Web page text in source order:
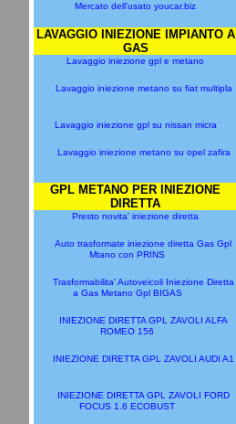
Mercato dell'usato youcar.biz
LAVAGGIO INIEZIONE IMPIANTO A
GAS
Lavaggio iniezione gpl e metano
Lavaggio iniezione metano su fiat multipla
Lavaggio iniezione gpl su nissan micra
Lavaggio iniezione metano su opel zafira
GPL METANO PER INIEZIONE
DIRETTA
Presto novita' iniezione diretta
Auto trasformate iniezione diretta Gas Gpl
Mtano con PRINS
Trasformabilita' Autoveicoli Iniezione Diretta
a Gas Metano Gpl BIGAS
INIEZIONE DIRETTA GPL ZAVOLI ALFA
ROMEO 156
INIEZIONE DIRETTA GPL ZAVOLI AUDI A1
INIEZIONE DIRETTA GPL ZAVOLI FORD
FOCUS 1.6 ECOBUST